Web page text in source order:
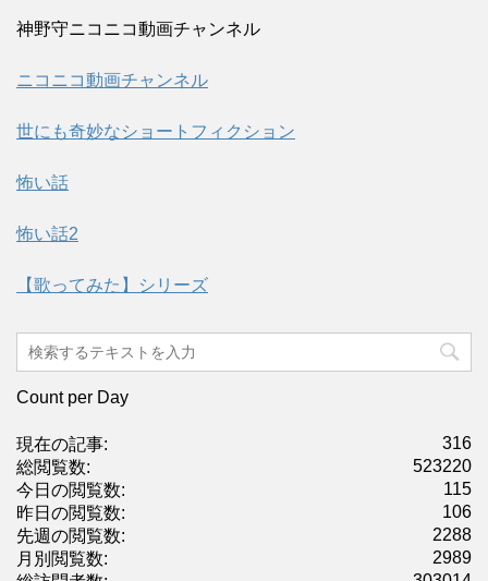
神野守ニコニコ動画チャンネル
ニコニコ動画チャンネル
世にも奇妙なショートフィクション
怖い話
怖い話2
【歌ってみた】シリーズ
Count per Day
316
現在の記事:
523220
総閲覧数:
115
今日の閲覧数:
106
昨日の閲覧数:
2288
先週の閲覧数:
2989
月別閲覧数: